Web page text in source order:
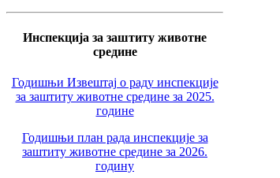
Инспекција за заштиту животне
средине
Годишњи Извештај о раду инспекције
за заштиту животне средине за 2025.
године
Годишњи план рада инспекције за
заштиту животне средине за 2026.
годину